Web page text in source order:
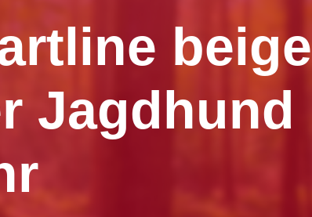
beige
Jagdhund